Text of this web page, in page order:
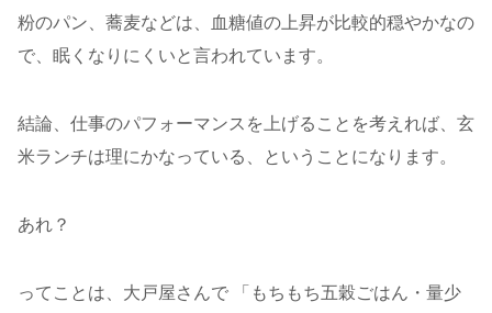
粉のパン、蕎麦などは、血糖値の上昇が比較的穏やかなの
で、眠くなりにくいと言われています。
結論、仕事のパフォーマンスを上げることを考えれば、玄
米ランチは理にかなっている、ということになります。
あれ？
ってことは、大戸屋さんで 「もちもち五穀ごはん・量少